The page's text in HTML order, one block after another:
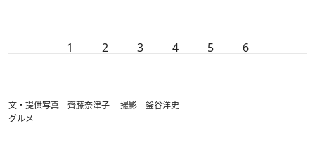
1 2 3 4 5 6
文・提供写真＝齊藤奈津子 撮影＝釜谷洋史
グルメ